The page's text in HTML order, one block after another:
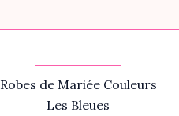
Robes de Mariée Couleurs
Les Bleues